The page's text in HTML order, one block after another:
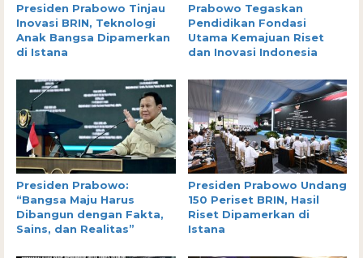
Presiden Prabowo Tinjau
Inovasi BRIN, Teknologi
Anak Bangsa Dipamerkan
di Istana
Prabowo Tegaskan
Pendidikan Fondasi
Utama Kemajuan Riset
dan Inovasi Indonesia
Presiden Prabowo:
“Bangsa Maju Harus
Dibangun dengan Fakta,
Sains, dan Realitas”
Presiden Prabowo Undang
150 Periset BRIN, Hasil
Riset Dipamerkan di
Istana